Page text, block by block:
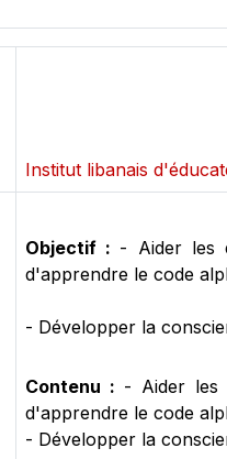
Institut libanais
Objectif : - Aider les
d'apprendre le code
- Développer la
Contenu : - Aider les
d'apprendre le code
- Développer la